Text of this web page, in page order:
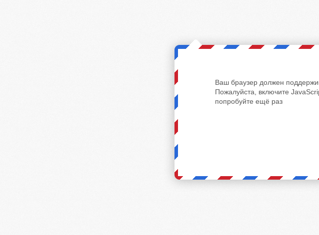
Ваш браузер должен
Пожалуйста, включите
попробуйте ещё раз